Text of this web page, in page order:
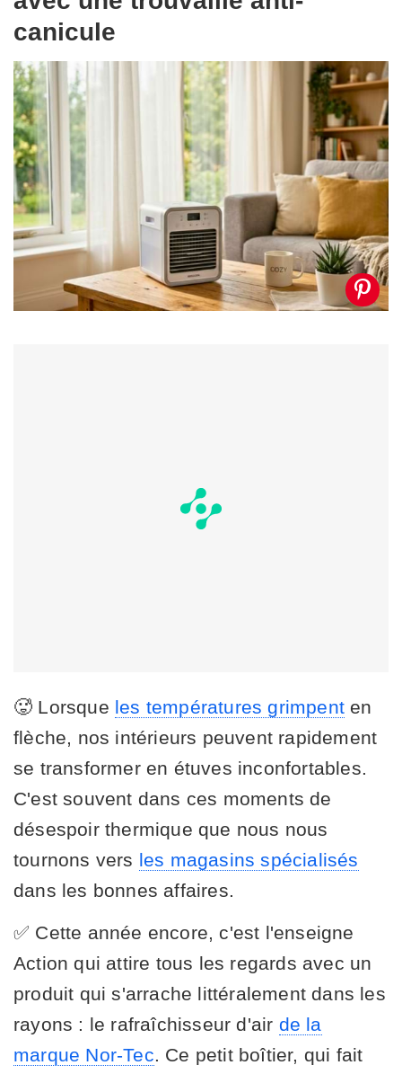
canicule
🥵 Lorsque les températures grimpent en
flèche, nos intérieurs peuvent rapidement
se transformer en étuves inconfortables.
C'est souvent dans ces moments de
désespoir thermique que nous nous
tournons vers les magasins spécialisés
dans les bonnes affaires.
✅ Cette année encore, c'est l'enseigne
Action qui attire tous les regards avec un
produit qui s'arrache littéralement dans les
rayons : le rafraîchisseur d'air de la
marque Nor-Tec. Ce petit boîtier, qui fait